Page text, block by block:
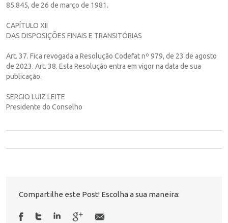
85.845, de 26 de março de 1981.
CAPÍTULO XII
DAS DISPOSIÇÕES FINAIS E TRANSITÓRIAS
Art. 37. Fica revogada a Resolução Codefat nº 979, de 23 de agosto
de 2023. Art. 38. Esta Resolução entra em vigor na data de sua
publicação.
SERGIO LUIZ LEITE
Presidente do Conselho
Compartilhe este Post! Escolha a sua maneira: